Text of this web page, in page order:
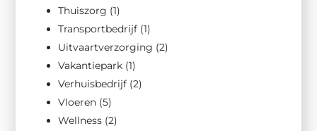
Thuiszorg (1)
Transportbedrijf (1)
Uitvaartverzorging (2)
Vakantiepark (1)
Verhuisbedrijf (2)
Vloeren (5)
Wellness (2)